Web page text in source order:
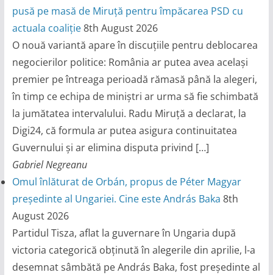
pusă pe masă de Miruță pentru împăcarea PSD cu
actuala coaliție8th August 2026
O nouă variantă apare în discuțiile pentru deblocarea
negocierilor politice: România ar putea avea același
premier pe întreaga perioadă rămasă până la alegeri,
în timp ce echipa de miniștri ar urma să fie schimbată
la jumătatea intervalului. Radu Miruță a declarat, la
Digi24, că formula ar putea asigura continuitatea
Guvernului și ar elimina disputa privind […]
Gabriel Negreanu
Omul înlăturat de Orbán, propus de Péter Magyar
președinte al Ungariei. Cine este András Baka 8th
August 2026
Partidul Tisza, aflat la guvernare în Ungaria după
victoria categorică obținută în alegerile din aprilie, l-a
desemnat sâmbătă pe András Baka, fost președinte al